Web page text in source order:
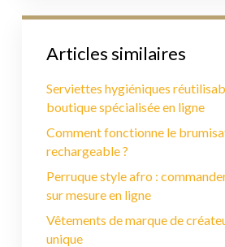
Articles similaires
Serviettes hygiéniques
boutique spécialisée en ligne
Comment fonctionne le
rechargeable ?
Perruque style afro :
sur mesure en ligne
Vêtements de marque de
unique